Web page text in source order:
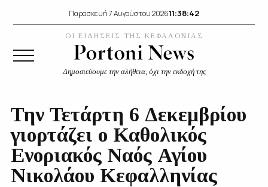
Παρασκευή 7 Αυγούστου 202611:38:43
ΟΙ ΕΙΔΗΣΕΙΣ ΤΗΣ ΚΕΦΑΛΟΝΙΑΣ
Δημοσιεύουμε την αλήθεια, όχι την εκδοχή της
Την Τετάρτη 6 Δεκεμβρίου
γιορτάζει ο Καθολικός
Ενοριακός Ναός Αγίου
Νικολάου Κεφαλληνίας